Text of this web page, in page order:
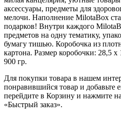
аксессуары, предметы для
мелочи. Наполнение MilotaBox
подарков! Внутри каждого
предметов на одну тематику,
бумагу тишью. Коробочка из
картона. Размер коробочки: 28,5
900 гр.
Для покупки товара в нашем
понравившийся товар и добавьте
перейдите в Корзину и нажмите
«Быстрый заказ».